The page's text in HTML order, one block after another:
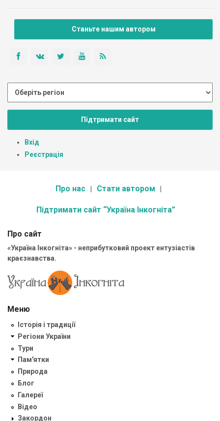
Станьте нашим автором
Підтримати сайт
Вхід
Реєстрація
Про нас Стати автором
Підтримати сайт “Україна Інкогніта”
Про сайт
«Україна Інкогніта» - неприбутковий проект ентузіастів
краєзнавства.
Меню
Історія і традиції
Регіони України
Тури
Пам'ятки
Природа
Блог
Галереї
Відео
Закордон